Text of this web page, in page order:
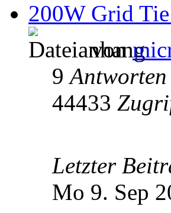
200W Grid
von
9Antworten
44433
Letzter
Mo 9. Sep